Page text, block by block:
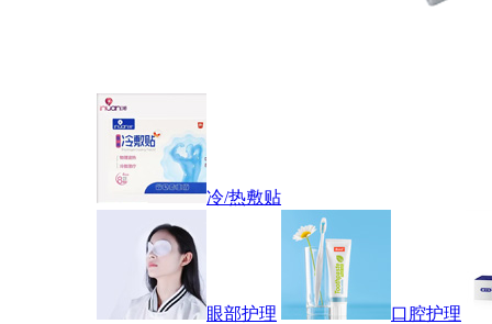
冷/热敷贴
眼部护理 口腔护理